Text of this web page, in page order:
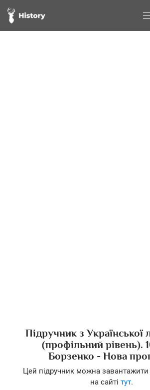
Підручник з Української
(профільний рівень).
Борзенко - Нова
Цей підручник можна завантажити
на сайті тут.